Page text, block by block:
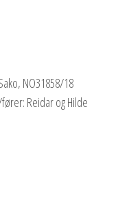
NO31858/18
Reidar og Hilde